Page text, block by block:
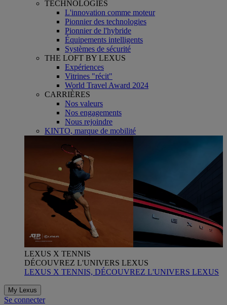
TECHNOLOGIES
L'innovation comme moteur
Pionnier des technologies
Pionnier de l'hybride
Équipements intelligents
Systèmes de sécurité
THE LOFT BY LEXUS
Expériences
Vitrines "récit"
World Travel Award 2024
CARRIÈRES
Nos valeurs
Nos engagements
Nous rejoindre
KINTO, marque de mobilité
LEXUS X TENNIS
DÉCOUVREZ L'UNIVERS LEXUS
LEXUS X TENNIS, DÉCOUVREZ L'UNIVERS LEXUS
My Lexus
Se connecter